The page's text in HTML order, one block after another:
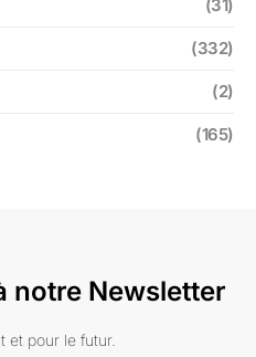
(31)
(332)
(2)
(165)
notre Newsletter
et pour le futur.